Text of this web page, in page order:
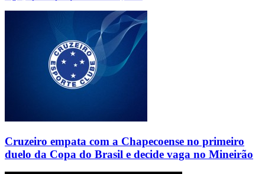
Cruzeiro empata com a Chapecoense no primeiro
duelo da Copa do Brasil e decide vaga no Mineirão